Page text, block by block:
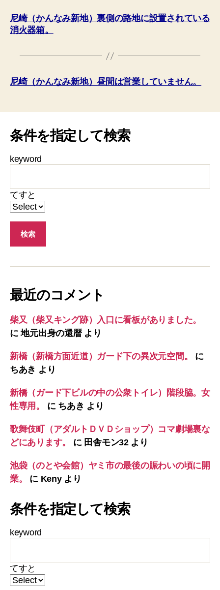
尼崎（かんなみ新地）裏側の路地に設置されている
消火器箱。
尼崎（かんなみ新地）昼間は営業していません。
条件を指定して検索
keyword
てすと
最近のコメント
柴又（柴又キング跡）入口に看板がありました。
に地元出身の還暦より
新橋（新橋方面近道）ガード下の異次元空間。
に
ちあき より
新橋（ガード下ビルの中の公衆トイレ）階段脇。女
性専用。
に ちあき より
歌舞伎町（アダルトＤＶＤショップ）コマ劇場裏な
どにあります。
に 田舎モン32より
池袋（のとや会館）ヤミ市の最後の賑わいの頃に開
業。
に Kenyより
条件を指定して検索
keyword
てすと